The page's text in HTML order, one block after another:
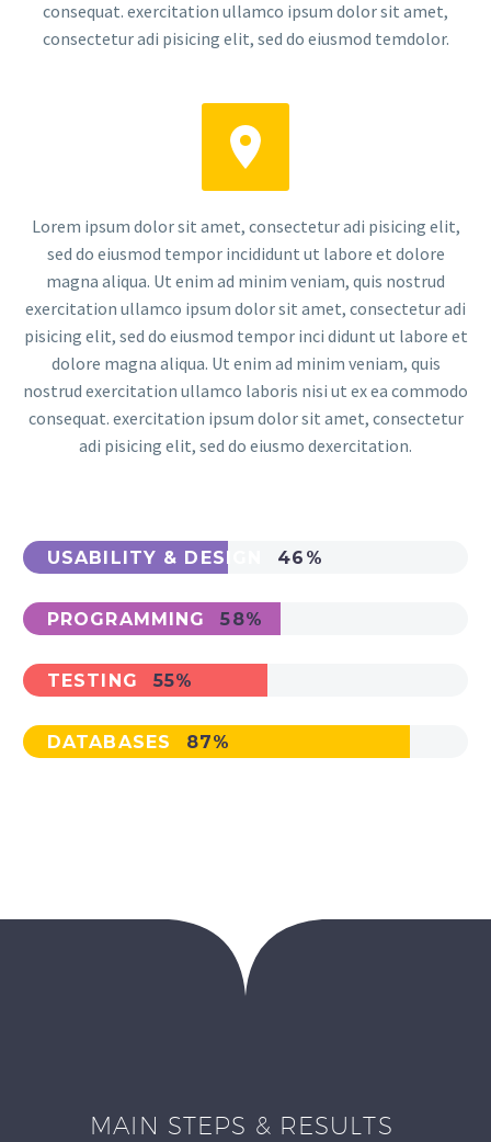
consequat. exercitation ullamco ipsum dolor sit amet,
consectetur adi pisicing elit, sed do eiusmod temdolor.


Lorem ipsum dolor sit amet, consectetur adi pisicing elit,
sed do eiusmod tempor incididunt ut labore et dolore
magna aliqua. Ut enim ad minim veniam, quis nostrud
exercitation ullamco ipsum dolor sit amet, consectetur adi
pisicing elit, sed do eiusmod tempor inci didunt ut labore et
dolore magna aliqua. Ut enim ad minim veniam, quis
nostrud exercitation ullamco laboris nisi ut ex ea commodo
consequat. exercitation ipsum dolor sit amet, consectetur
adi pisicing elit, sed do eiusmo dexercitation.
USABILITY & DESIGN 46%
PROGRAMMING 58%
TESTING 55%
DATABASES 87%
MAIN STEPS & RESULTS